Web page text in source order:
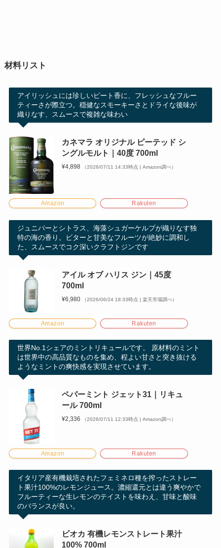
材料リスト
アイリッシュには珍しいピート香に、フレッシュなフルー
ティーさが際立つ。穏健なスモーキーさとドライな後味が
織りなす、スムースで複雑な味わい
カネマラ オリジナル ピーテッド シ
ングルモルト｜40度 700ml
¥4,898 （2026/07/11 14:33時点 | Amazon調べ）
Amazon Rakuten
ジュニパーとシトラス、海藻シュガーケルプが織りなす独
特の海の香り。ビターと甘美なフルーツが絶妙に調和し
た、スムースでコク深いクラフトジンです
アイル オブ ハリス ジン｜45度
700ml
¥6,980 （2026/06/24 18:33時点 | 楽天市場調べ）
Amazon Rakuten
世界No.1シェアのミントリキュールです。 原材料のミント
は世界中の高品質なものを集め、程よい甘さと突き抜ける
ようなミントの爽快感を実現させています。
ペパーミント ジェット31｜リキュ
ール 700ml
¥2,336 （2026/07/11 12:33時点 | Amazon調べ）
Amazon Rakuten
イタリア産有機栽培されたフェミネロ種を搾ったストレー
ト果汁100%のレモンジュース。濃縮還元とは違う爽やかで
フルーティーな生レモンのテイストを味わえ、甘味と酸味
のバランスが良い。
ビオカ 有機レモンストレート果汁
100% 700ml